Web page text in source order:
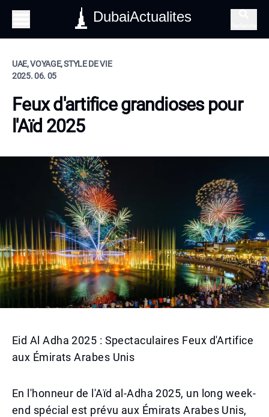
DubaiActualites
UAE, VOYAGE, STYLE DE VIE
2025. 06. 05
Feux d'artifice grandioses pour
l'Aïd 2025
Eid Al Adha 2025 : Spectaculaires Feux d'Artifice
aux Émirats Arabes Unis
En l'honneur de l'Aïd al-Adha 2025, un long week-
end spécial est prévu aux Émirats Arabes Unis,